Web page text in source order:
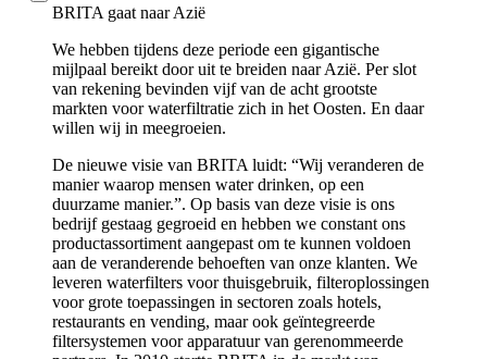
BRITA gaat naar Azië
We hebben tijdens deze periode een gigantische
mijlpaal bereikt door uit te breiden naar Azië. Per slot
van rekening bevinden vijf van de acht grootste
markten voor waterfiltratie zich in het Oosten. En daar
willen wij in meegroeien.
De nieuwe visie van BRITA luidt: “Wij veranderen de
manier waarop mensen water drinken, op een
duurzame manier.”. Op basis van deze visie is ons
bedrijf gestaag gegroeid en hebben we constant ons
productassortiment aangepast om te kunnen voldoen
aan de veranderende behoeften van onze klanten. We
leveren waterfilters voor thuisgebruik, filteroplossingen
voor grote toepassingen in sectoren zoals hotels,
restaurants en vending, maar ook geïntegreerde
filtersystemen voor apparatuur van gerenommeerde